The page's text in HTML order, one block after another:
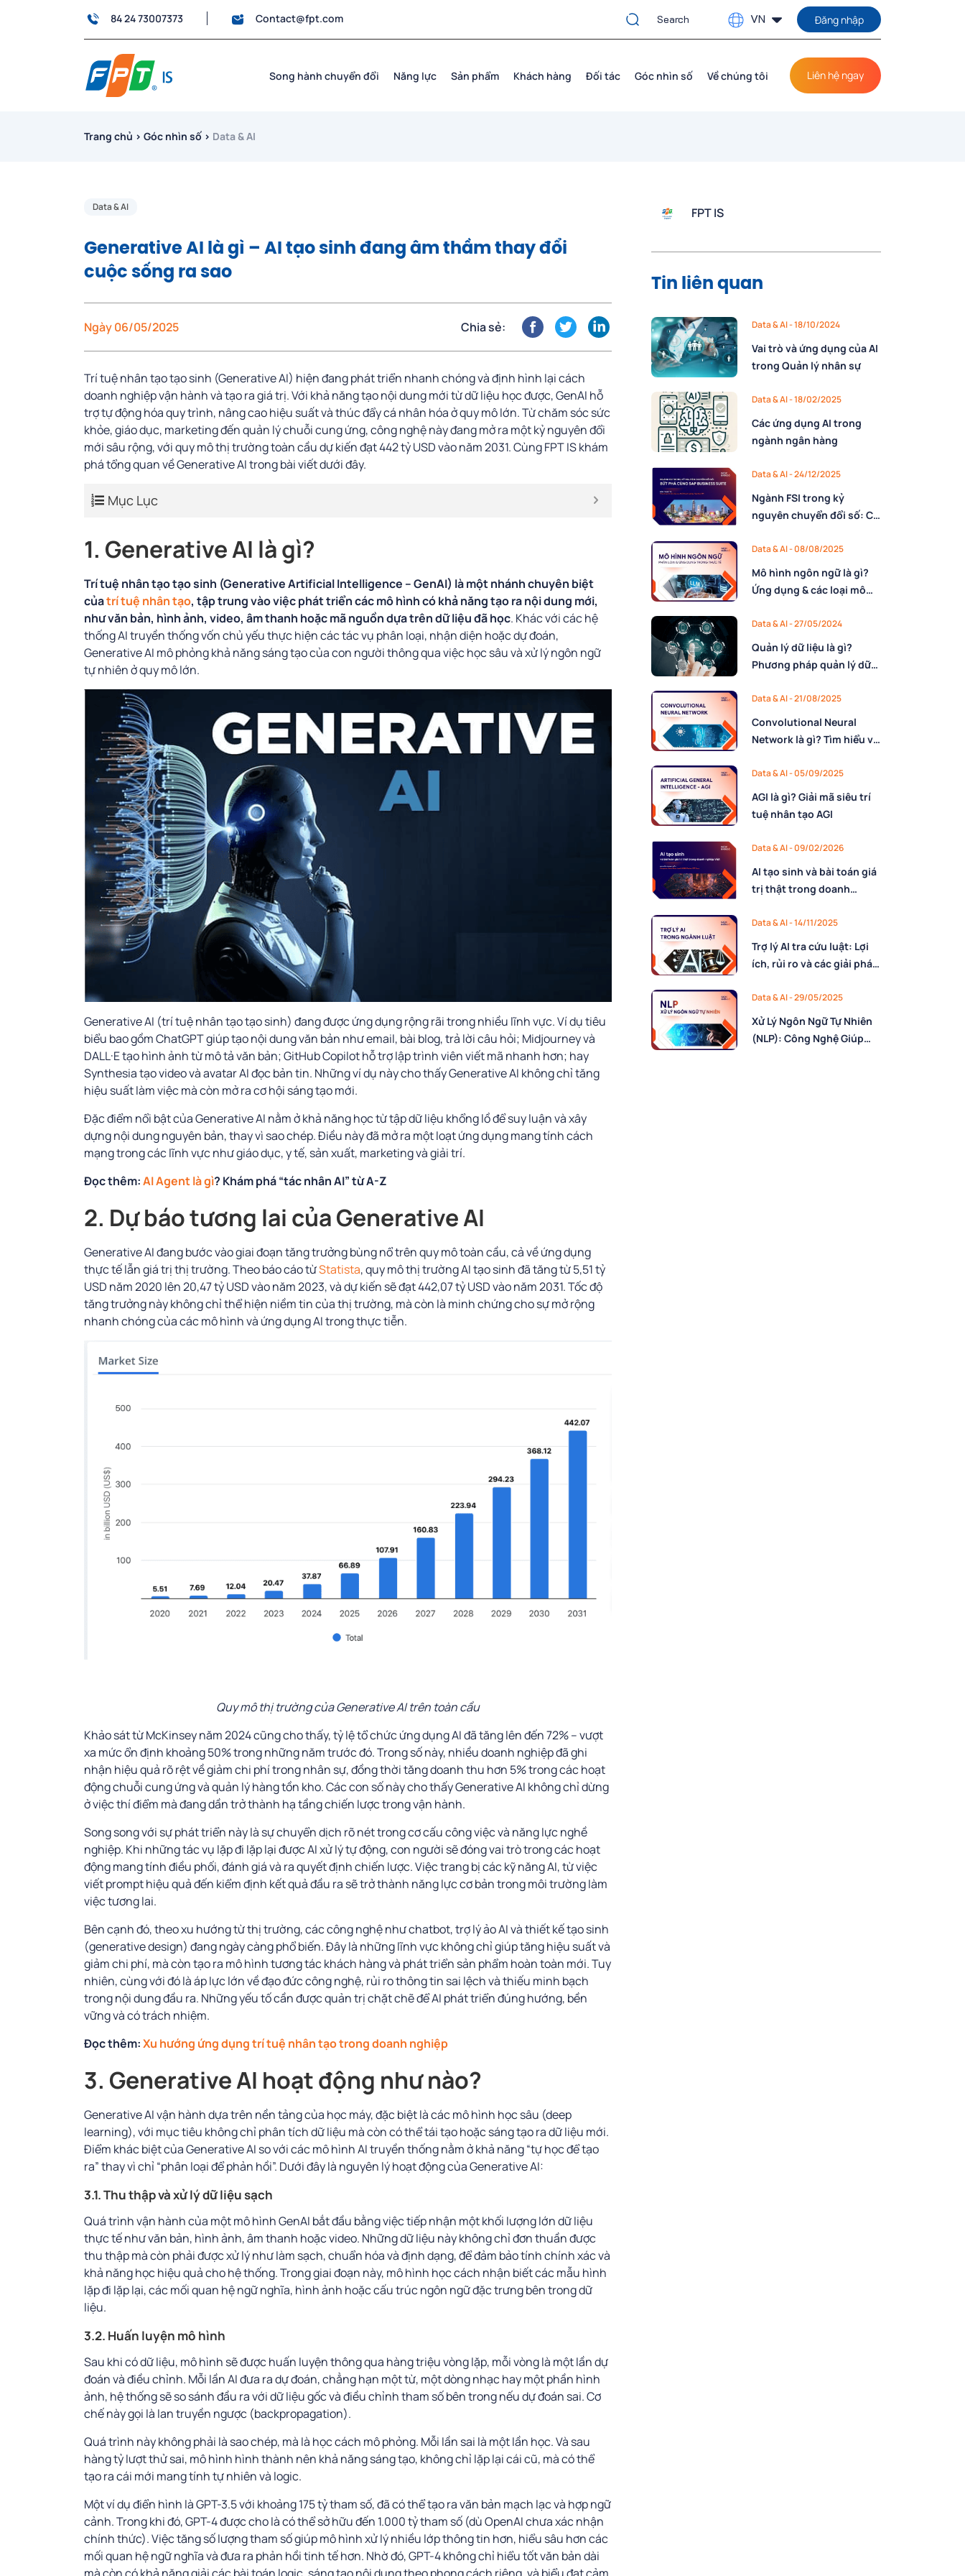
84 24 73007373 Contact@fpt.com VN Đăng nhập
Song hành chuyển đổi Năng lực Sản phẩm Khách hàng Đối tác Góc nhìn số Về chúng tôi Liên hệ ngay
Trang chủ › Góc nhìn số › Data & AI
Data & AI
Generative AI là gì – AI tạo sinh đang âm thầm thay đổi
cuộc sống ra sao
Ngày 06/05/2025 Chia sẻ:
Trí tuệ nhân tạo tạo sinh (Generative AI) hiện đang phát triển nhanh chóng và định hình lại cách
doanh nghiệp vận hành và tạo ra giá trị. Với khả năng tạo nội dung mới từ dữ liệu học được, GenAI hỗ
trợ tự động hóa quy trình, nâng cao hiệu suất và thúc đẩy cá nhân hóa ở quy mô lớn. Từ chăm sóc sức
khỏe, giáo dục, marketing đến quản lý chuỗi cung ứng, công nghệ này đang mở ra một kỷ nguyên đổi
mới sâu rộng, với quy mô thị trường toàn cầu dự kiến đạt 442 tỷ USD vào năm 2031. Cùng FPT IS khám
phá tổng quan về Generative AI trong bài viết dưới đây.
Mục Lục
1. Generative AI là gì?
Trí tuệ nhân tạo tạo sinh (Generative Artificial Intelligence – GenAI) là một nhánh chuyên biệt
củatrí tuệ nhân tạo, tập trung vào việc phát triển các mô hình có khả năng tạo ra nội dung mới,
như văn bản, hình ảnh, video, âm thanh hoặc mã nguồn dựa trên dữ liệu đã học. Khác với các hệ
thống AI truyền thống vốn chủ yếu thực hiện các tác vụ phân loại, nhận diện hoặc dự đoán,
Generative AI mô phỏng khả năng sáng tạo của con người thông qua việc học sâu và xử lý ngôn ngữ
tự nhiên ở quy mô lớn.
Generative AI (trí tuệ nhân tạo tạo sinh) đang được ứng dụng rộng rãi trong nhiều lĩnh vực. Ví dụ tiêu
biểu bao gồm ChatGPT giúp tạo nội dung văn bản như email, bài blog, trả lời câu hỏi; Midjourney và
DALL·E tạo hình ảnh từ mô tả văn bản; GitHub Copilot hỗ trợ lập trình viên viết mã nhanh hơn; hay
Synthesia tạo video và avatar AI đọc bản tin. Nhữngvídụ nàychothấyGenerativeAI khôngchỉtăng
hiệu suấtlàmviệcmàcòn mởracơhội sángtạomới.
Đặc điểm nổi bật của Generative AI nằm ở khả năng học từ tập dữ liệu khổng lồ để suy luận và xây
dựng nội dung nguyên bản, thay vì sao chép. Điều này đã mở ra một loạt ứng dụng mang tính cách
mạng trong các lĩnh vực như giáo dục, y tế, sản xuất, marketing và giải trí.
Đọc thêm:AI Agent là gì? Khám phá “tác nhân AI” từ A-Z
2. Dự báo tương lai của Generative AI
Generative AI đang bước vào giai đoạn tăng trưởng bùng nổ trên quy mô toàn cầu, cả về ứng dụng
thực tế lẫn giá trị thị trường. Theo báo cáo từStatista, quy mô thị trường AI tạo sinh đã tăng từ 5,51 tỷ
USD năm 2020 lên 20,47 tỷ USD vào năm 2023, và dự kiến sẽ đạt 442,07 tỷ USD vào năm 2031. Tốc độ
tăng trưởng này không chỉ thể hiện niềm tin của thị trường, mà còn là minh chứng cho sự mở rộng
nhanh chóng của các mô hình và ứng dụng AI trong thực tiễn.
Quy mô thị trường của Generative AI trên toàn cầu
Khảo sát từ McKinsey năm 2024 cũng cho thấy, tỷ lệ tổ chức ứng dụng AI đã tăng lên đến 72% – vượt
xa mức ổn định khoảng 50% trong những năm trước đó. Trong số này, nhiều doanh nghiệp đã ghi
nhận hiệu quả rõ rệt về giảm chi phí trong nhân sự, đồng thời tăng doanh thu hơn 5% trong các hoạt
động chuỗi cung ứng và quản lý hàng tồn kho. Các con số này cho thấy Generative AI không chỉ dừng
ở việc thí điểm mà đang dần trở thành hạ tầng chiến lược trong vận hành.
Song song với sự phát triển này là sự chuyển dịch rõ nét trong cơ cấu công việc và năng lực nghề
nghiệp. Khi những tác vụ lặp đi lặp lại được AI xử lý tự động, con người sẽ đóng vai trò trong các hoạt
động mang tính điều phối, đánh giá và ra quyết định chiến lược. Việc trang bị các kỹ năng AI, từ việc
viết prompt hiệu quả đến kiểm định kết quả đầu ra sẽ trở thành năng lực cơ bản trong môi trường làm
việc tương lai.
Bên cạnh đó, theo xu hướng từ thị trường, các công nghệ như chatbot, trợ lý ảo AI và thiết kế tạo sinh
(generative design) đang ngày càng phổ biến. Đây là những lĩnh vực không chỉ giúp tăng hiệu suất và
giảm chi phí, mà còn tạo ra mô hình tương tác khách hàng và phát triển sản phẩm hoàn toàn mới. Tuy
nhiên, cùng với đó là áp lực lớn về đạo đức công nghệ, rủi ro thông tin sai lệch và thiếu minh bạch
trong nội dung đầu ra. Những yếu tố cần được quản trị chặt chẽ để AI phát triển đúng hướng, bền
vững và có trách nhiệm.
Đọc thêm:Xu hướng ứng dụng trí tuệ nhân tạo trong doanh nghiệp
3. Generative AI hoạt động như nào?
Generative AI vận hành dựa trên nền tảng của học máy, đặc biệt là các mô hình học sâu (deep
learning), với mục tiêu không chỉ phân tích dữ liệu mà còn có thể tái tạo hoặc sáng tạo ra dữ liệu mới.
Điểm khác biệt của Generative AI so với các mô hình AI truyền thống nằm ở khả năng “tự học để tạo
ra” thay vì chỉ “phân loại để phản hồi”. Dưới đây là nguyên lý hoạt động của Generative AI:
3.1. Thu thập và xử lý dữ liệu sạch
Quá trình vận hành của một mô hình GenAI bắt đầu bằng việc tiếp nhận một khối lượng lớn dữ liệu
thực tế như văn bản, hình ảnh, âm thanh hoặc video. Những dữ liệu này không chỉ đơn thuần được
thu thập mà còn phải được xử lý như làm sạch, chuẩn hóa và định dạng, để đảm bảo tính chính xác và
khả năng học hiệu quả cho hệ thống. Trong giai đoạn này, mô hình học cách nhận biết các mẫu hình
lặp đi lặp lại, các mối quan hệ ngữ nghĩa, hình ảnh hoặc cấu trúc ngôn ngữ đặc trưng bên trong dữ
liệu.
3.2. Huấn luyện mô hình
Sau khi có dữ liệu, mô hình sẽ được huấn luyện thông qua hàng triệu vòng lặp, mỗi vòng là một lần dự
đoán và điều chỉnh. Mỗi lần AI đưa ra dự đoán, chẳng hạn một từ, một dòng nhạc hay một phần hình
ảnh, hệ thống sẽ so sánh đầu ra với dữ liệu gốc và điều chỉnh tham số bên trong nếu dự đoán sai. Cơ
chế này gọi là lan truyền ngược (backpropagation).
Quá trình này không phải là sao chép, mà là học cách mô phỏng. Mỗi lần sai là một lần học. Và sau
hàng tỷ lượt thử sai, mô hình hình thành nên khả năng sáng tạo, không chỉ lặp lại cái cũ, mà có thể
tạo ra cái mới mang tính tự nhiên và logic.
Một ví dụ điển hình là GPT-3.5 với khoảng 175 tỷ tham số, đã có thể tạo ra văn bản mạch lạc và hợp ngữ
cảnh. Trong khi đó, GPT-4 được cho là có thể sở hữu đến 1.000 tỷ tham số (dù OpenAI chưa xác nhận
chính thức). Việc tăng số lượng tham số giúp mô hình xử lý nhiều lớp thông tin hơn, hiểu sâu hơn các
mối quan hệ ngữ nghĩa và đưa ra phản hồi tinh tế hơn. Nhờ đó, GPT-4 không chỉ hiểu tốt văn bản dài
FPT IS
Tin liên quan
Data & AI - 18/10/2024
Vai trò và ứng dụng của AI
trong Quản lý nhân sự
Data & AI - 18/02/2025
Các ứng dụng AI trong
ngành ngân hàng
Data & AI - 24/12/2025
Ngành FSI trong kỷ
nguyên chuyển đổi số: Cơ
Business Suite
Data & AI - 08/08/2025
Mô hình ngôn ngữ là gì?
Ứng dụng & các loại mô
Data & AI - 27/05/2024
Quản lý dữ liệu là gì?
Phương pháp quản lý dữ
Data & AI - 21/08/2025
Convolutional Neural
Network là gì? Tìm hiểu về
Data & AI - 05/09/2025
AGI là gì? Giải mã siêu trí
tuệ nhân tạo AGI
Data & AI - 09/02/2026
AI tạo sinh và bài toán giá
trị thật trong doanh
Data & AI - 14/11/2025
Trợ lý AI tra cứu luật: Lợi
ích, rủi ro và các giải pháp
Data & AI - 29/05/2025
Xử Lý Ngôn Ngữ Tự Nhiên
(NLP): Công Nghệ Giúp